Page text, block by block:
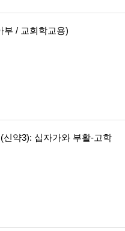
부 / 교회학교용)
신약3): 십자가와 부활-고학